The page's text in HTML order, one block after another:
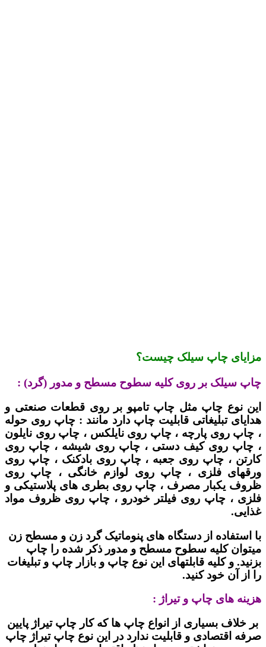
مزایای چاپ سیلک چیست؟
چاپ سیلک بر روی کلیه سطوح مسطح و مدور (گرد) :
این نوع چاپ مثل چاپ تامپو بر روی قطعات صنعتی و
هدایای تبلیغاتی قابلیت چاپ دارد مانند : چاپ روی حوله
، چاپ روی پارچه ، چاپ روی نایلکس ، چاپ روی نایلون
، چاپ روی کیف دستی ، چاپ روی شیشه ، چاپ روی
کارتن ، چاپ روی جعبه ، چاپ روی بادکنک ، چاپ روی
ورقهای فلزی ، چاپ روی لوازم خانگی ، چاپ روی
ظروف یکبار مصرف ، چاپ روی بطری های پلاستیکی و
فلزی ، چاپ روی فیلتر خودرو ، چاپ روی ظروف مواد
غذایی.
با استفاده از دستگاه های پنوماتیک گرد زن و مسطح زن
میتوان کلیه سطوح مسطح و مدور ذکر شده را چاپ
بزنید. و کلیه قابلتهای این نوع چاپ و بازار چاپ و تبلیغات
را از آن خود کنید.
هزینه های چاپ و تیراژ :
بر خلاف بسیاری از انواع چاپ ها که کار چاپ تیراژ پایین
صرفه اقتصادی و قابلیت ندارد در این نوع چاپ تیراژ چاپ